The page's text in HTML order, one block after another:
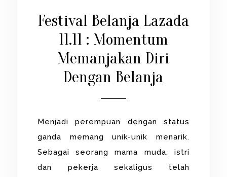
Festival Belanja Lazada
11.11 : Momentum
Memanjakan Diri
Dengan Belanja
Menjadi perempuan dengan status
ganda memang unik-unik menarik.
Sebagai seorang mama muda, istri
dan pekerja sekaligus telah